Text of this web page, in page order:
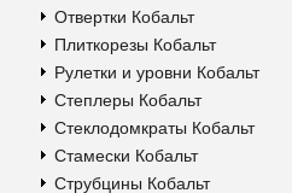
Отвертки Кобальт
Плиткорезы Кобальт
Рулетки и уровни Кобальт
Степлеры Кобальт
Стеклодомкраты Кобальт
Стамески Кобальт
Струбцины Кобальт